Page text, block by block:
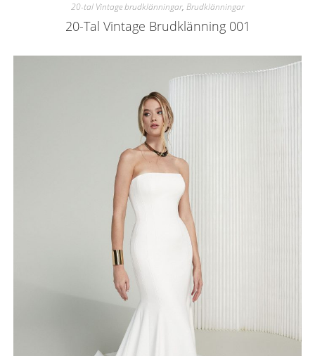
20-tal Vintage brudklänningar, Brudklänningar
20-Tal Vintage Brudklänning 001